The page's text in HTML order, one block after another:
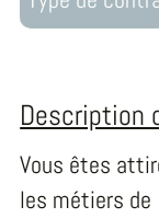
Description
Vous êtes
les métiers de